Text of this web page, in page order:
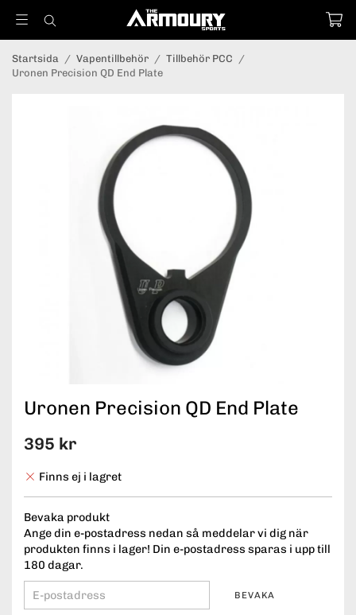
Startsida / Vapentillbehör / Tillbehör PCC /
Uronen Precision QD End Plate
Uronen Precision QD End Plate
395 kr
Finns ej i lagret
Bevaka produkt
Ange din e-postadress nedan så meddelar vi dig när
produkten finns i lager! Din e-postadress sparas i upp till
180 dagar.
BEVAKA